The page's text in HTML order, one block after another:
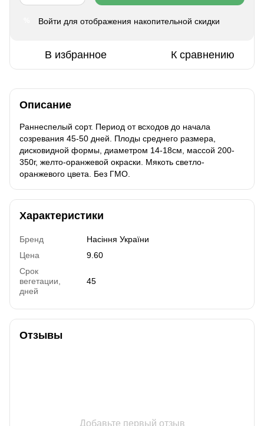
Войти для отображения накопительной скидки
В избранное К сравнению
Описание
Раннеспелый сорт. Период от всходов до начала
созревания 45-50 дней. Плоды среднего размера,
дисковидной формы, диаметром 14-18см, массой 200-
350г, желто-оранжевой окраски. Мякоть светло-
оранжевого цвета. Без ГМО.
Характеристики
Бренд
Насіння України
Цена
9.60
Срок
вегетации,
дней
45
Отзывы
Добавьте первый отзыв